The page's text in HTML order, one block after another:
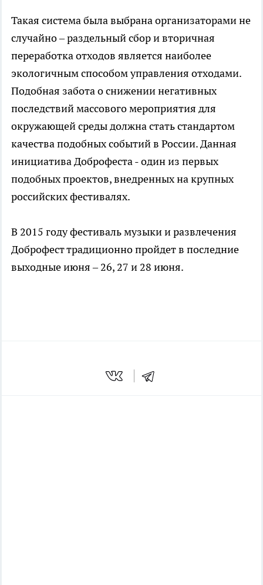
Такая система была выбрана организаторами не
случайно – раздельный сбор и вторичная
переработка отходов является наиболее
экологичным способом управления отходами.
Подобная забота о снижении негативных
последствий массового мероприятия для
окружающей среды должна стать стандартом
качества подобных событий в России. Данная
инициатива Доброфеста - один из первых
подобных проектов, внедренных на крупных
российских фестивалях.
В 2015 году фестиваль музыки и развлечения
Доброфест традиционно пройдет в последние
выходные июня – 26, 27 и 28 июня.